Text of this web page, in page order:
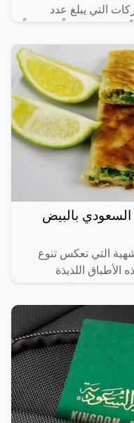
التي يبلغ عدد
بالبيض
التي تعكس تنوع
الأطباق اللذيذة